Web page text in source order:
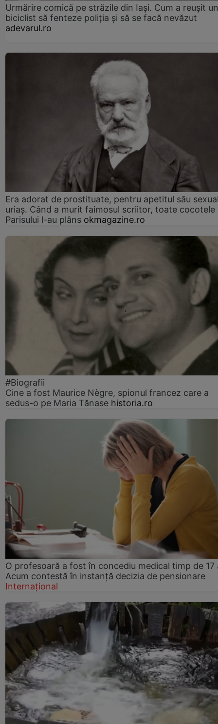
Urmărire comică pe străzile din Iași. Cum a reușit un
biciclist să fenteze poliția și să se facă nevăzut
adevarul.ro
Era adorat de prostituate, pentru apetitul său
uriaș. Când a murit faimosul scriitor, toate cocotele
Parisului l-au plâns okmagazine.ro
#Biografii
Cine a fost Maurice Nègre, spionul francez care a
sedus-o pe Maria Tănase historia.ro
O profesoară a fost în concediu medical timp de 17
Acum contestă în instanță decizia de pensionare
Internațional